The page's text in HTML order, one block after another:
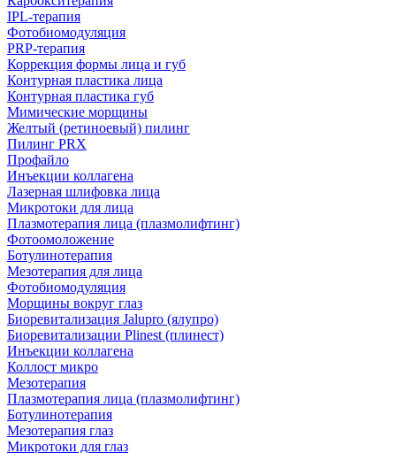
IPL‑терапия
Фотобиомодуляция
PRP-терапия
Коррекция формы лица и губ
Контурная пластика лица
Контурная пластика губ
Мимические морщины
Желтый (ретиноевый) пилинг
Пилинг PRX
Профайло
Инъекции коллагена
Лазерная шлифовка лица
Микротоки для лица
Плазмотерапия лица (плазмолифтинг)
Фотоомоложение
Ботулинотерапия
Мезотерапия для лица
Фотобиомодуляция
Морщины вокруг глаз
Биоревитализация Jalupro (ялупро)
Биоревитализации Plinest (плинест)
Инъекции коллагена
Коллост микро
Мезотерапия
Плазмотерапия лица (плазмолифтинг)
Ботулинотерапия
Мезотерапия глаз
Микротоки для глаз